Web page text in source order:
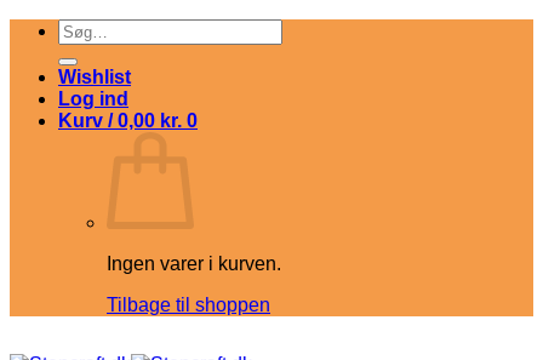
Fortsæt
indhold
Søg
efter:
Wishlist
Log ind
Kurv /0,00 kr. 0
Ingen varer i kurven.
Tilbage til shoppen